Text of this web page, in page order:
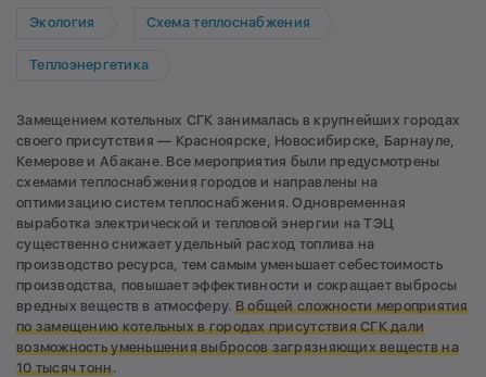
Экология Схема теплоснабжения
Теплоэнергетика
Замещением котельных СГК занималась в крупнейших городах
своего присутствия — Красноярске, Новосибирске, Барнауле,
Кемерове и Абакане. Все мероприятия были предусмотрены
схемами теплоснабжения городов и направлены на
оптимизацию систем теплоснабжения. Одновременная
выработка электрической и тепловой энергии на ТЭЦ
существенно снижает удельный расход топлива на
производство ресурса, тем самым уменьшает себестоимость
производства, повышает эффективности и сокращает выбросы
вредных веществ в атмосферу. В общей сложности мероприятия
по замещению котельных в городах присутствия СГК дали
возможность уменьшения выбросов загрязняющих веществ на
10 тысяч тонн.